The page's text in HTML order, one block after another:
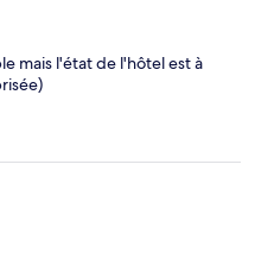
mais l'état de l'hôtel est à